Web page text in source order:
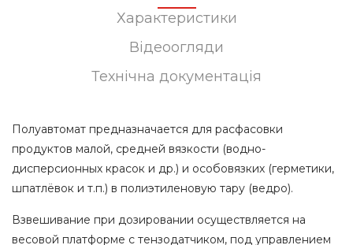
Характеристики
Відеоогляди
Технічна документація
Полуавтомат предназначается для расфасовки
продуктов малой, средней вязкости (водно-
дисперсионных красок и др.) и особовязких (герметики,
шпатлёвок и т.п.) в полиэтиленовую тару (ведро).
Взвешивание при дозировании осуществляется на
весовой платформе с тензодатчиком, под управлением